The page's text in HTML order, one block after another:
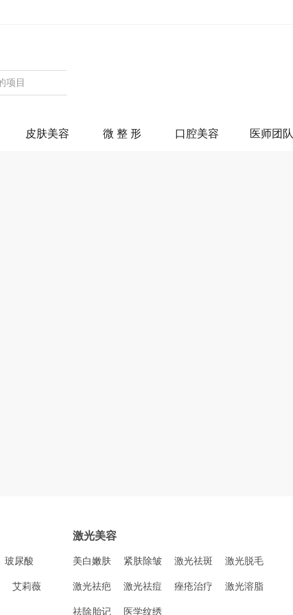
皮肤美容 微 整 形 口腔美容 医师团队
玻尿酸
艾莉薇
激光美容
美白嫩肤 紧肤除皱 激光祛斑 激光脱毛
激光祛疤 激光祛痘 痤疮治疗 激光溶脂
祛除胎记 医学纹绣